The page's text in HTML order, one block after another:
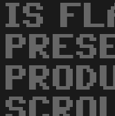
IS